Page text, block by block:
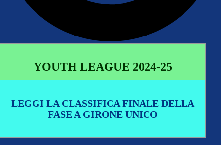
YOUTH LEAGUE 2024-25
LEGGI LA CLASSIFICA FINALE DELLA
FASE A GIRONE UNICO